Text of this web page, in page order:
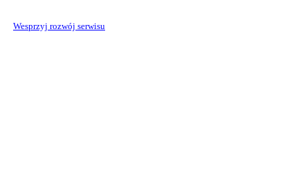
Wesprzyj rozwój serwisu